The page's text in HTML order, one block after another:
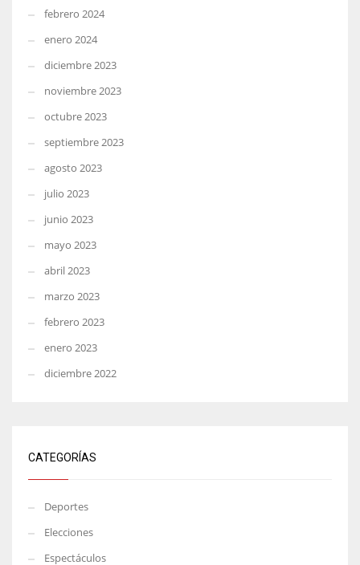
febrero 2024
enero 2024
diciembre 2023
noviembre 2023
octubre 2023
septiembre 2023
agosto 2023
julio 2023
junio 2023
mayo 2023
abril 2023
marzo 2023
febrero 2023
enero 2023
diciembre 2022
CATEGORÍAS
Deportes
Elecciones
Espectáculos